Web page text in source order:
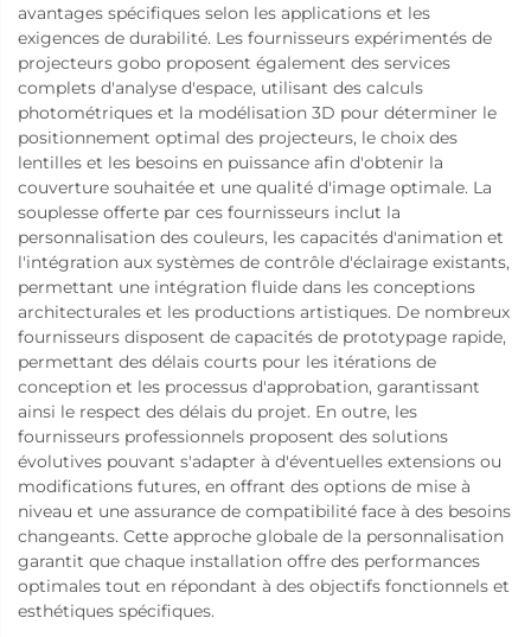
avantages spécifiques selon les applications et les
exigences de durabilité. Les fournisseurs expérimentés de
projecteurs gobo proposent également des services
complets d'analyse d'espace, utilisant des calculs
photométriques et la modélisation 3D pour déterminer le
positionnement optimal des projecteurs, le choix des
lentilles et les besoins en puissance afin d'obtenir la
couverture souhaitée et une qualité d'image optimale. La
souplesse offerte par ces fournisseurs inclut la
personnalisation des couleurs, les capacités d'animation et
l'intégration aux systèmes de contrôle d'éclairage existants,
permettant une intégration fluide dans les conceptions
architecturales et les productions artistiques. De nombreux
fournisseurs disposent de capacités de prototypage rapide,
permettant des délais courts pour les itérations de
conception et les processus d'approbation, garantissant
ainsi le respect des délais du projet. En outre, les
fournisseurs professionnels proposent des solutions
évolutives pouvant s'adapter à d'éventuelles extensions ou
modifications futures, en offrant des options de mise à
niveau et une assurance de compatibilité face à des besoins
changeants. Cette approche globale de la personnalisation
garantit que chaque installation offre des performances
optimales tout en répondant à des objectifs fonctionnels et
esthétiques spécifiques.